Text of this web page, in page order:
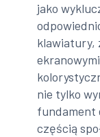
jako
klawiatury,
nie tylko
fundament
częścią